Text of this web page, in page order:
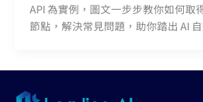
API 為實例，圖文一步步教你如何取
節點，解決常見問題，助你踏出 AI